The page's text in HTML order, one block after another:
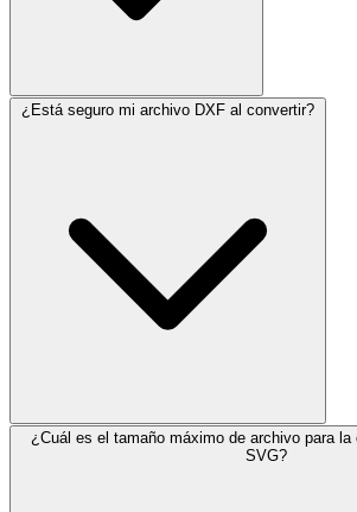
¿Está seguro mi archivo DXF al convertir?
¿Cuál es el tamaño máximo de archivo para
SVG?